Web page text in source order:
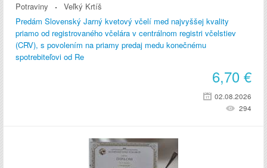
Potraviny
Veľký Krtíš
Predám Slovenský Jarný kvetový včelí med najvyššej kvality
priamo od registrovaného včelára v centrálnom registri včelstiev
(CRV), s povolením na priamy predaj medu konečnému
spotrebiteľovi od Re
6,70 €
02.08.2026
294